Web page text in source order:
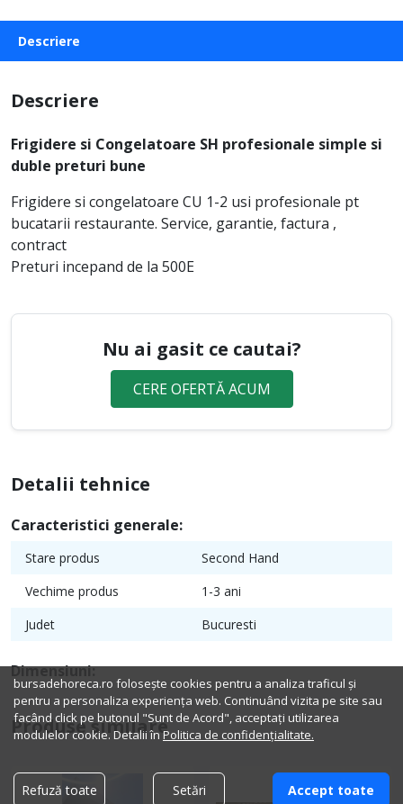
Descriere
Descriere
Frigidere si Congelatoare SH profesionale simple si
duble preturi bune
Frigidere si congelatoare CU 1-2 usi profesionale pt
bucatarii restaurante. Service, garantie, factura ,
contract
Preturi incepand de la 500E
Nu ai gasit ce cautai?
CERE OFERTĂ ACUM
Detalii tehnice
Caracteristici generale:
Stare produs
Second Hand
Vechime produs
1-3 ani
Judet
Bucuresti
Dimensiuni:
Produse similare
bursadehoreca.ro folosește cookies pentru a analiza traficul și
pentru a personaliza experiența web. Continuând vizita pe site sau
facând click pe butonul "Sunt de Acord", acceptați utilizarea
modulelor cookie. Detalii în Politica de confidențialitate.
Refuză toate Setări Accept toate